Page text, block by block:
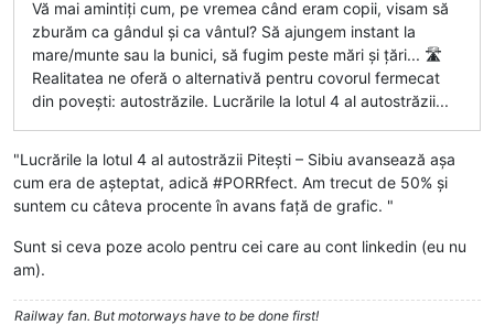
Vă mai amintiți cum, pe vremea când eram copii, visam să
zburăm ca gândul și ca vântul? Să ajungem instant la
mare/munte sau la bunici, să fugim peste mări și țări... 🛣️
Realitatea ne oferă o alternativă pentru covorul fermecat
din povești: autostrăzile. Lucrările la lotul 4 al autostrăzii...
"Lucrările la lotul 4 al autostrăzii Pitești – Sibiu avansează așa
cum era de așteptat, adică #PORRfect. Am trecut de 50% și
suntem cu câteva procente în avans față de grafic. "
Sunt si ceva poze acolo pentru cei care au cont linkedin (eu nu
am).
Railway fan. But motorways have to be done first!